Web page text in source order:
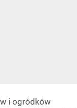
i ogródków